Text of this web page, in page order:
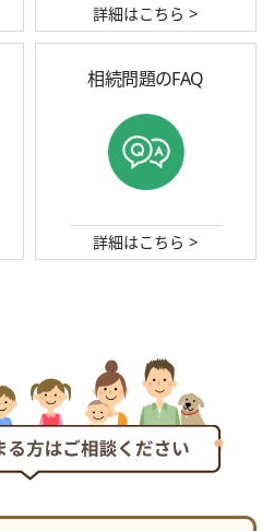
詳細はこちら >
相続問題のFAQ
詳細はこちら >